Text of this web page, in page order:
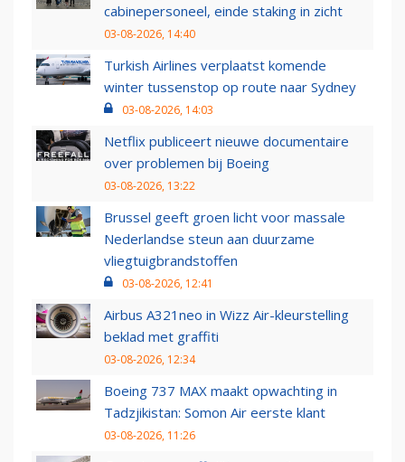
cabinepersoneel, einde staking in zicht
03-08-2026, 14:40
Turkish Airlines verplaatst komende
winter tussenstop op route naar Sydney
03-08-2026, 14:03
Netflix publiceert nieuwe documentaire
over problemen bij Boeing
03-08-2026, 13:22
Brussel geeft groen licht voor massale
Nederlandse steun aan duurzame
vliegtuigbrandstoffen
03-08-2026, 12:41
Airbus A321neo in Wizz Air-kleurstelling
beklad met graffiti
03-08-2026, 12:34
Boeing 737 MAX maakt opwachting in
Tadzjikistan: Somon Air eerste klant
03-08-2026, 11:26